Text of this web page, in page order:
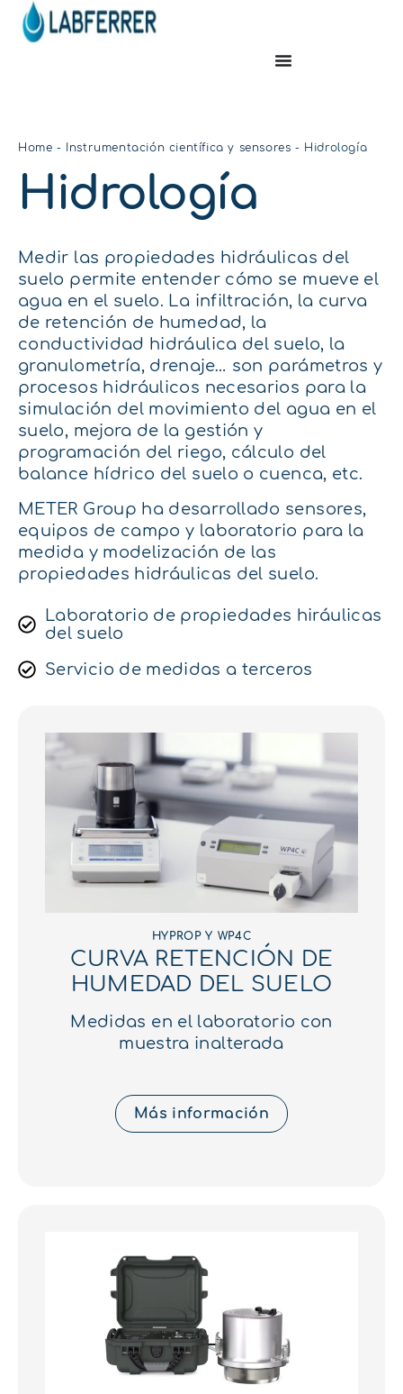
Home - Instrumentación científica y sensores - Hidrología
Hidrología
Medir las propiedades hidráulicas del
suelo permite entender cómo se mueve el
agua en el suelo. La infiltración, la curva
de retención de humedad, la
conductividad hidráulica del suelo, la
granulometría, drenaje… son parámetros y
procesos hidráulicos necesarios para la
simulación del movimiento del agua en el
suelo, mejora de la gestión y
programación del riego, cálculo del
balance hídrico del suelo o cuenca, etc.
METER Group ha desarrollado sensores,
equipos de campo y laboratorio para la
medida y modelización de las
propiedades hidráulicas del suelo.
Laboratorio de propiedades hiráulicas
del suelo
Servicio de medidas a terceros
HYPROP Y WP4C
CURVA RETENCIÓN DE
HUMEDAD DEL SUELO
Medidas en el laboratorio con
muestra inalterada
Más información